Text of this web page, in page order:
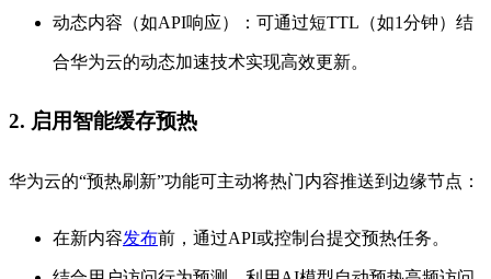
动态内容（如API响应）：可通过短TTL（如1分钟）结
合华为云的动态加速技术实现高效更新。
2. 启用智能缓存预热
华为云的“预热刷新”功能可主动将热门内容推送到边缘节点：
在新内容发布前，通过API或控制台提交预热任务。